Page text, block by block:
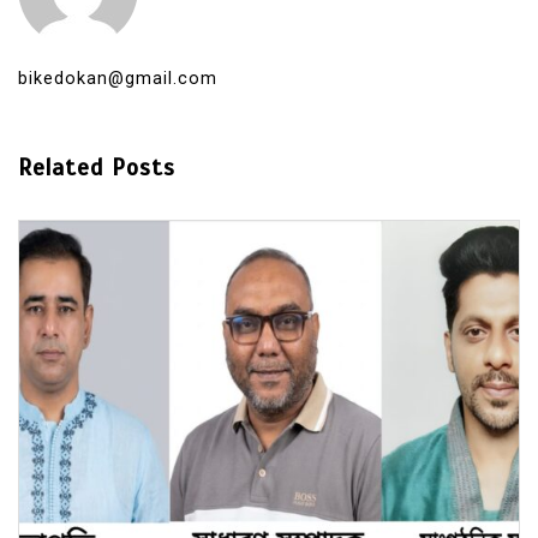
bikedokan@gmail.com
Related Posts